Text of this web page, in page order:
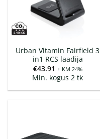
Urban Vitamin Fairfield 3
in1 RCS laadija
€43.91 + KM 24%
Min. kogus 2 tk